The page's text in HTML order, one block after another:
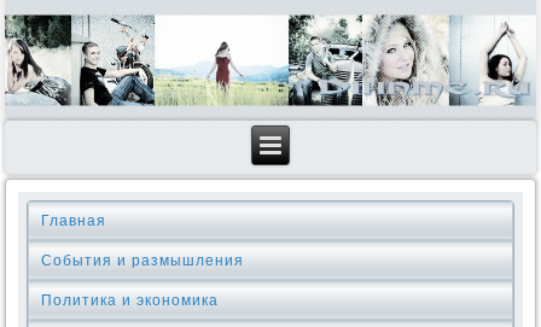
Главная
События и размышления
Политика и экономика